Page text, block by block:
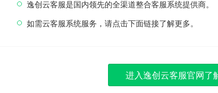
逸创云客服是国内领先的全渠道整合客服系统提供商。
如需云客服系统服务，请点击下面链接了解更多。
进入逸创云客服官网了